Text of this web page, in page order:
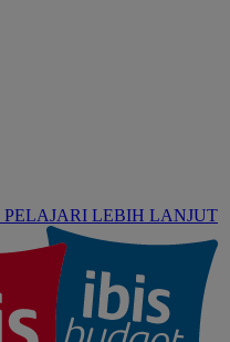
PELAJARI LEBIH LANJUT